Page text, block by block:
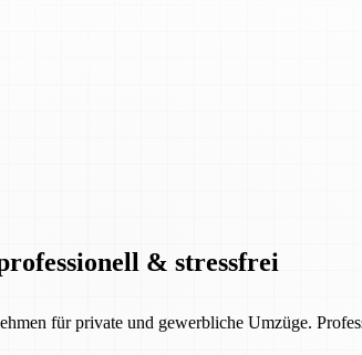
& stressfrei
für private und gewerbliche Umzüge.